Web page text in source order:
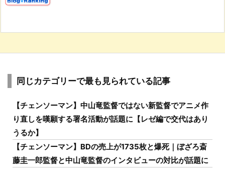
同じカテゴリーで最も見られている記事
【チェンソーマン】中山竜監督ではない新監督でアニメ作
り直しを嘆願する署名活動が話題に【レゼ編で交代はあり
うるか】
【チェンソーマン】BDの売上が1735枚と爆死｜ぼざろ斎
藤圭一郎監督と中山竜監督のインタビューの対比が話題に